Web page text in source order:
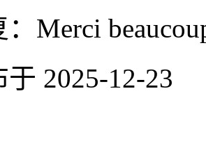
Merci
于 2025-12-23